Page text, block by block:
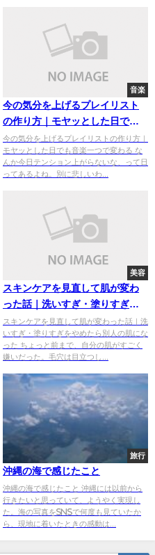
音楽
今の気分を上げるプレイリスト
の作り方｜モヤッとした日でも
音楽一つで変わる
今の気分を上げるプレイリストの作り方｜
モヤッとした日でも音楽一つで変わる な
んか今日テンション上がらないな、って日
ってあるよね。別に悲しいわ...
美容
スキンケアを見直して肌が変わ
った話｜洗いすぎ・塗りすぎを
やめたら別人の肌になった
スキンケアを見直して肌が変わった話｜洗
いすぎ・塗りすぎをやめたら別人の肌にな
った ちょっと前まで、自分の肌がすごく
嫌いだった。毛穴は目立つし...
旅行
沖縄の海で感じたこと
沖縄の海で感じたこと 沖縄には以前から
行きたいと思っていて、ようやく実現し
た。海の写真をSNSで何度も見ていたか
ら、現地に着いたときの感動は...